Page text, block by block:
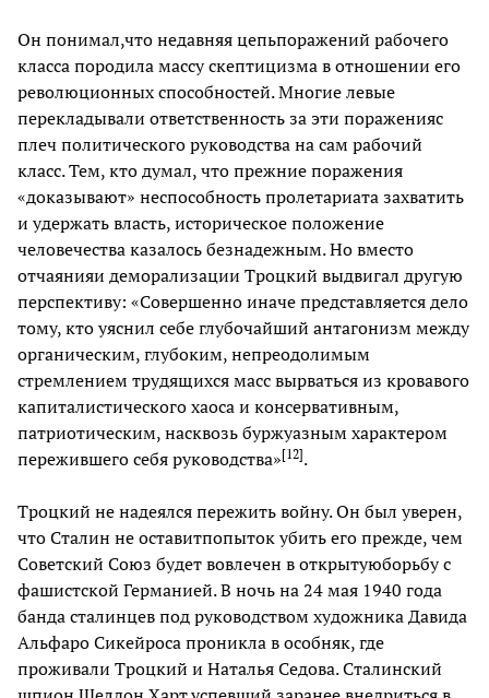
Он понимал,что недавняя цепьпоражений рабочего
класса породила массу скептицизма в отношении его
революционных способностей. Многие левые
перекладывали ответственность за эти пораженияс
плеч политического руководства на сам рабочий
класс. Тем, кто думал, что прежние поражения
«доказывают» неспособность пролетариата захватить
и удержать власть, историческое положение
человечества казалось безнадежным. Но вместо
отчаянияи деморализации Троцкий выдвигал другую
перспективу: «Совершенно иначе представляется дело
тому, кто уяснил себе глубочайший антагонизм между
органическим, глубоким, непреодолимым
стремлением трудящихся масс вырваться из кровавого
капиталистического хаоса и консервативным,
патриотическим, насквозь буржуазным характером
пережившего себя руководства»[12].
Троцкий не надеялся пережить войну. Он был уверен,
что Сталин не оставитпопыток убить его прежде, чем
Советский Союз будет вовлечен в открытуюборьбу с
фашистской Германией. В ночь на 24 мая 1940 года
банда сталинцев под руководством художника Давида
Альфаро Сикейроса проникла в особняк, где
проживали Троцкий и Наталья Седова. Сталинский